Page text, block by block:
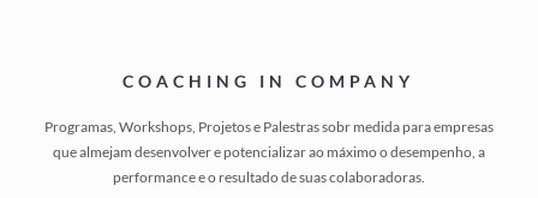
COACHING IN COMPANY
Programas, Workshops, Projetos e Palestras sobr medida para empresas
que almejam desenvolver e potencializar ao máximo o desempenho, a
performance e o resultado de suas colaboradoras.